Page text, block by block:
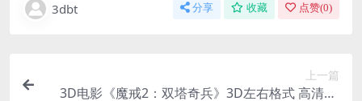
3dbt 分享 收藏 点赞(0)
上一篇
3D电影《魔戒2：双塔奇兵》3D左右格式 高清4K